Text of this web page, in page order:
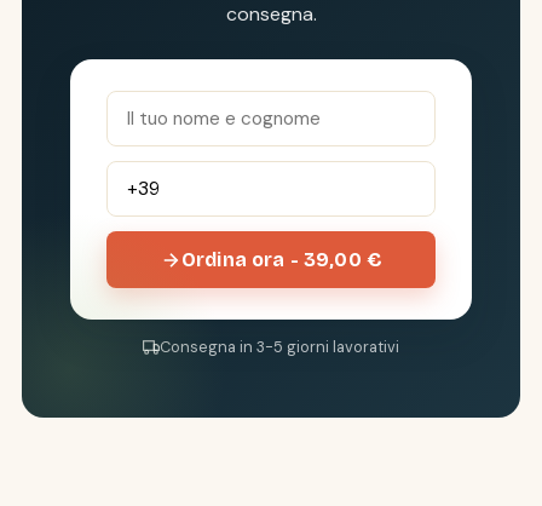
consegna.
Ordina ora - 39,00 €
Consegna in 3-5 giorni lavorativi